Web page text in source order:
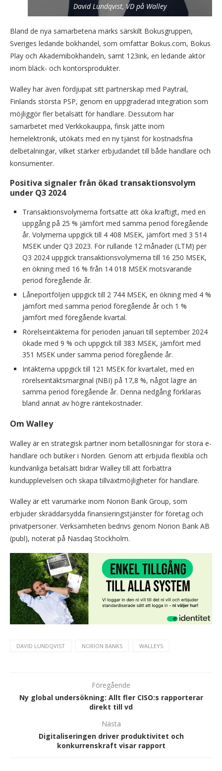
David Lundqvist, VD på Walley
Bland de nya samarbetena märks särskilt Bokusgruppen,
Sveriges ledande bokhandel, som omfattar Bokus.com, Bokus
Play och Akademibokhandeln, samt 123ink, en ledande aktör
inom bläck- och kontorsprodukter.
Walley har även fördjupat sitt partnerskap med Paytrail,
Finlands största PSP, genom en uppgraderad integration som
möjliggör fler betalsätt för handlare. Dessutom har
samarbetet med Verkkokauppa, finsk jätte inom
hemelektronik, utökats med en ny tjänst för kostnadsfria
delbetalningar, vilket stärker erbjudandet till både handlare och
konsumenter.
Positiva signaler från ökad transaktionsvolym
under Q3 2024
Transaktionsvolymerna fortsatte att öka kraftigt, med en
uppgång på 25 % jämfört med samma period föregående
år. Volymerna uppgick till 4 408 MSEK, jämfört med 3 514
MSEK under Q3 2023. För rullande 12 månader (LTM) per
Q3 2024 uppgick transaktionsvolymerna till 16 250 MSEK,
en ökning med 16 % från 14 018 MSEK motsvarande
period föregående år.
Låneportföljen uppgick till 2 744 MSEK, en ökning med 4 %
jämfört med samma period föregående år och 1 %
jämfört med föregående kvartal.
Rörelseintäkterna för perioden januari till september 2024
ökade med 9 % och uppgick till 383 MSEK, jämfört med
351 MSEK under samma period föregående år.
Intäkterna uppgick till 121 MSEK för kvartalet, med en
rörelseintäktsmarginal (NBI) på 17,8 %, något lägre än
samma period föregående år. Denna nedgång förklaras
bland annat av högre räntekostnader.
Om Walley
Walley är en strategisk partner inom betallösningar för stora e-
handlare och butiker i Norden. Genom att erbjuda flexibla och
kundvänliga betalsätt bidrar Walley till att förbättra
kundupplevelsen och skapa tillväxtmöjligheter för handlare.
Walley är ett varumärke inom Norion Bank Group, som
erbjuder skräddarsydda finansieringstjänster för företag och
privatpersoner. Verksamheten bedrivs genom Norion Bank AB
(publ), noterat på Nasdaq Stockholm.
DAVID LUNDQVIST NORION BANKS WALLEYS
Föregående
Ny global undersökning: Allt fler CISO:s rapporterar
direkt till vd
Nästa
Digitaliseringen driver produktivitet och
konkurrenskraft visar rapport